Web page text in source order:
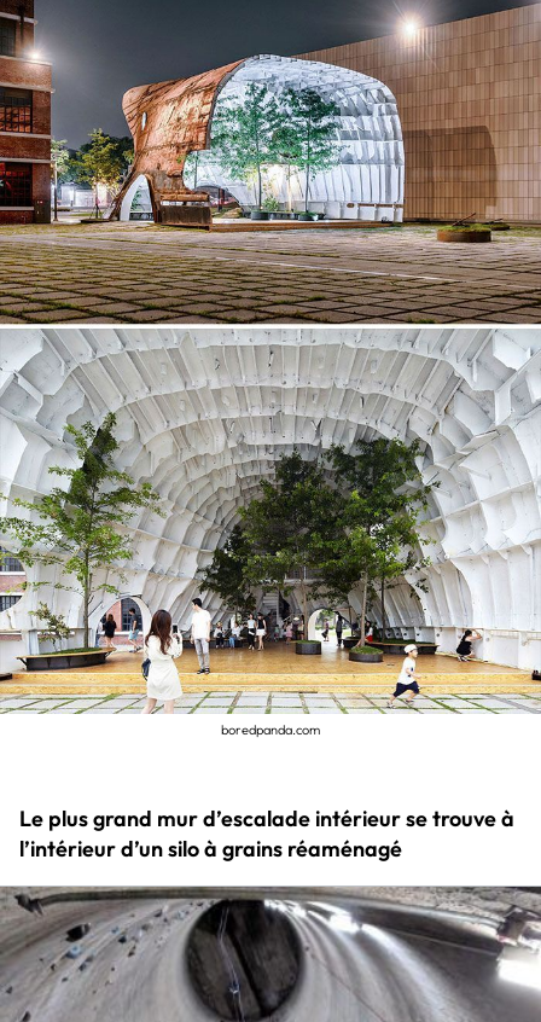
boredpanda.com
Le plus grand mur d’escalade intérieur se trouve à
l’intérieur d’un silo à grains réaménagé